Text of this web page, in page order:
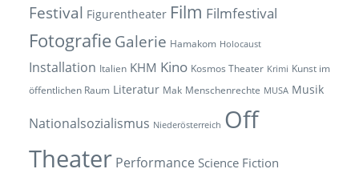
Festival Figurentheater Film Filmfestival
Fotografie Galerie Hamakom Holocaust
Installation Italien KHM Kino Kosmos Theater Krimi Kunst im
öffentlichen Raum Literatur Mak Menschenrechte MUSA Musik
Nationalsozialismus Niederösterreich Off
Theater Performance Science Fiction